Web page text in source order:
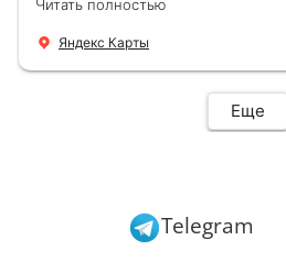
новую буквально за час
+ нормальные цены Всем
Читать полностью
Яндекс Карты
Еще
Telegram